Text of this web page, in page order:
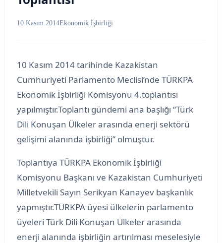
10 Kasım 2014Ekonomik İşbirliği
10 Kasım 2014 tarihinde Kazakistan
Cumhuriyeti Parlamento Meclisi’nde TÜRKPA
Ekonomik İşbirliği Komisyonu 4.toplantısı
yapılmıştır.Toplantı gündemi ana başlığı “Türk
Dili Konuşan Ülkeler arasında enerji sektörü
gelişimi alanında işbirliği” olmuştur.
Toplantıya TÜRKPA Ekonomik İşbirliği
Komisyonu Başkanı ve Kazakistan Cumhuriyeti
Milletvekili Sayın Serikyan Kanayev başkanlık
yapmıştır.TÜRKPA üyesi ülkelerin parlamento
üyeleri Türk Dili Konuşan Ülkeler arasında
enerji alanında işbirliğin artırılması meselesiyle